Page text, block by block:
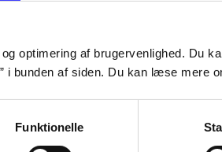
optimering af brugervenlighed. Du
i bunden af siden. Du kan læse mere
Funktionelle